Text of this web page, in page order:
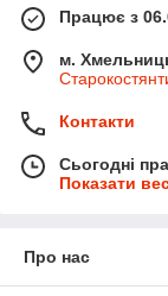
Працює з
м.
Контакти
Сьогодні
Показати
Про нас